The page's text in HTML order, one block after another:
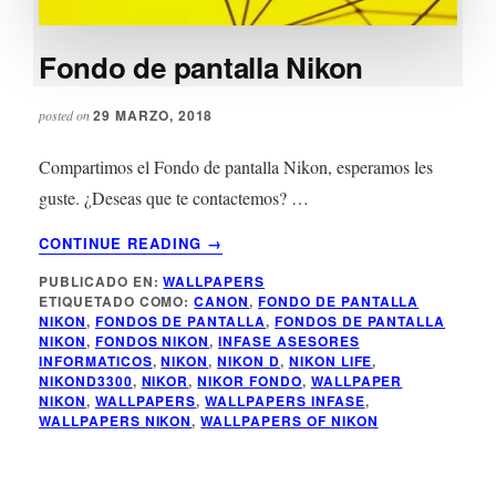
Fondo de pantalla Nikon
posted on29 MARZO, 2018
Compartimos el Fondo de pantalla Nikon, esperamos les
guste. ¿Deseas que te contactemos? …
CONTINUE READING
ACERCA
DE
FONDO
DE
PANTALLA
NIKON
→
PUBLICADO EN:WALLPAPERS
ETIQUETADO COMO:CANON,FONDO DE PANTALLA
NIKON, FONDOS DE PANTALLA, FONDOS DE PANTALLA
NIKON, FONDOS NIKON,INFASE ASESORES
INFORMATICOS,NIKON,NIKON D, NIKON LIFE,
NIKOND3300, NIKOR,NIKOR FONDO, WALLPAPER
NIKON, WALLPAPERS,WALLPAPERS INFASE,
WALLPAPERS NIKON,WALLPAPERS OF NIKON